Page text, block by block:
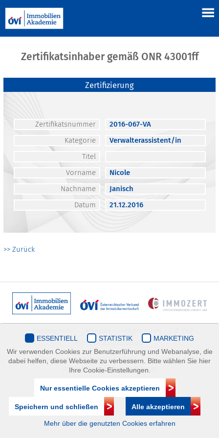
Zertifikatsinhaber gemäß ONR 43001ff
Zertifizierung
Zertifikatsnummer
2016-067-VA
Kategorie
Verwalterassistent/in
Titel
Vorname
Nicole
Nachname
Janisch
Datum
21.12.2016
>> Zurück
Immobilienakademie
Mariahilfer Straße 116/2.OG/2 1070 Wien | +43(1)505 32 50 |
immobilienakademie@ovi.at
ESSENTIELL STATISTIK
MARKETING
Wir verwenden Cookies zur Benutzerführung und Webanalyse, die
dabei helfen, diese Webseite zu verbessern. Bitte wählen Sie hier
Ihre Cookie-Einstellungen.
Nur essentielle Cookies akzeptieren
Speichern und schließen Alle akzeptieren
Mehr über die genutzten Cookies erfahren